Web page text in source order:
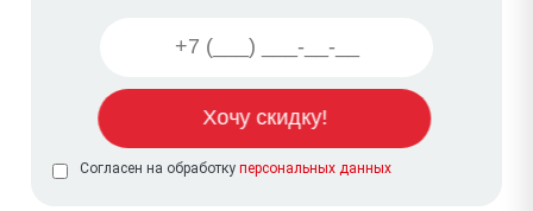
Согласен на обработку персональных данных